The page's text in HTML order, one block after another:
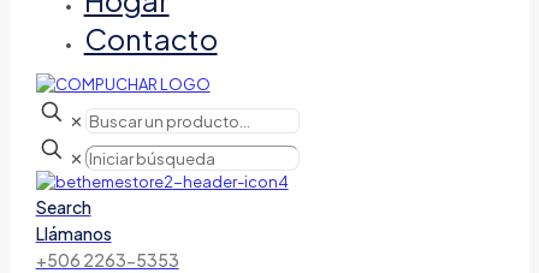
Contacto
✕
✕
Search
Llámanos
+506 2263-5353